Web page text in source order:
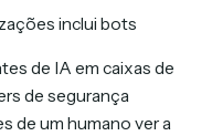
inclui bots
de IA em caixas de
de segurança
de um humano ver a